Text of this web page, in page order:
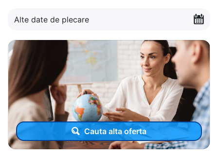
Alte date de plecare
Cauta alta oferta